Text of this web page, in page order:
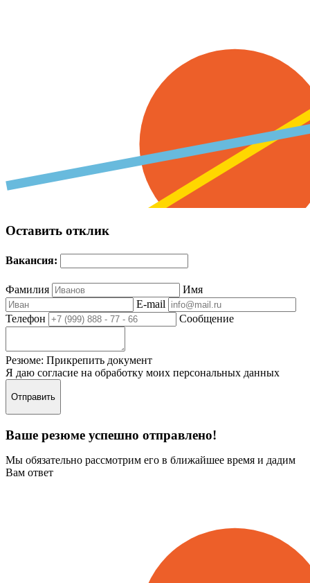
Оставить отклик
Вакансия:
Фамилия
Имя
E-mail
Телефон
Сообщение
Резюме: Прикрепить документ
Я даю согласие на обработку моих персональных данных
Отправить
Ваше резюме успешно отправлено!
Мы обязательно рассмотрим его в ближайшее время и дадим
Вам ответ